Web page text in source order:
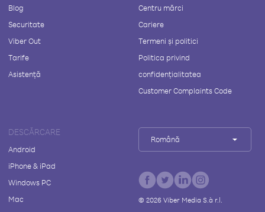
Blog
Securitate
Viber Out
Tarife
Asistență
Centru mărci
Cariere
Termeni și politici
Politica privind
confidențialitatea
Customer Complaints Code
DESCĂRCARE
Android
iPhone & iPad
Windows PC
Mac
Română
© 2026Viber Media S.à r.l.